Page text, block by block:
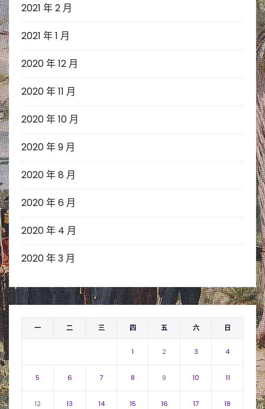
2021 年 2 月
2021 年 1 月
2020 年 12 月
2020 年 11 月
2020 年 10 月
2020 年 9 月
2020 年 8 月
2020 年 6 月
2020 年 4 月
2020 年 3 月
一 二 三 四 五 六 日
1 2 3 4
5 6 7 8 9 10 11
12 13 14 15 16 17 18